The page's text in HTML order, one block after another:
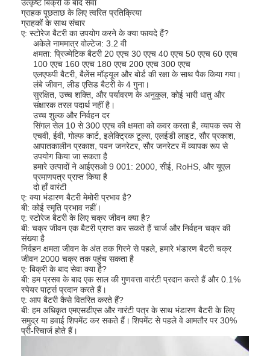
घर
उत्पादों
हमारे बारे में
कारखाना भ्रमण
गुणवत्ता नियंत्रण
संपर्क करें
उत्कृष्ट बिक्री के बाद सेवा
ग्राहक पूछताछ के लिए त्वरित प्रतिक्रिया
ग्राहकों के साथ संचार
ए: स्टोरेज बैटरी का उपयोग करने के क्या फायदे हैं?
अकेले नाममात्र वोल्टेज: 3.2 वी
क्षमता: प्रिज्मेटिक बैटरी 20 एएच 30 एएच 40 एएच 50 एएच 60 एएच
100 एएच 160 एएच 180 एएच 200 एएच 300 एएच
एलएफपी बैटरी, बैलेंस मॉड्यूल और बोर्ड की रक्षा के साथ पैक किया गया।
लंबे जीवन, लीड एसिड बैटरी के 4 गुना।
सुरक्षित, उच्च शक्ति, और पर्यावरण के अनुकूल, कोई भारी धातु और
संक्षारक तरल पदार्थ नहीं है।
उच्च शुल्क और निर्वहन दर
सिंगल सेल 10 से 300 एएच की क्षमता को कवर करता है, व्यापक रूप से
एचवी, ईवी, गोल्फ कार्ट, इलेक्ट्रिक टूल्स, एलईडी लाइट, सौर प्रकाश,
आपातकालीन प्रकाश, पवन जनरेटर, सौर जनरेटर में व्यापक रूप से
उपयोग किया जा सकता है
हमारे उत्पादों ने आईएसओ 9 001: 2000, सीई, RoHS, और यूएल
प्रमाणपत्र प्राप्त किया है
दो हाँ वारंटी
ए: क्या भंडारण बैटरी मेमोरी प्रभाव है?
बी: कोई स्मृति प्रभाव नहीं।
ए: स्टोरेज बैटरी के लिए चक्र जीवन क्या है?
बी: चक्र जीवन एक बैटरी प्राप्त कर सकते हैं चार्ज और निर्वहन चक्र की
संख्या है
निर्वहन क्षमता जीवन के अंत तक गिरने से पहले, हमारे भंडारण बैटरी चक्र
जीवन 2000 चक्र तक पहुंच सकता है
ए: बिक्री के बाद सेवा क्या है?
बी: हम प्रसव के बाद एक साल की गुणवत्ता वारंटी प्रदान करते हैं और 0.1%
स्पेयर पार्ट्स प्रदान करते हैं।
ए: आप बैटरी कैसे वितरित करते हैं?
बी: हम अधिकृत एमएसडीएस और गारंटी पत्र के साथ भंडारण बैटरी के लिए
समुद्र या हवाई शिपमेंट कर सकते हैं। शिपमेंट से पहले वे आमतौर पर 30%
प्री-रिचार्ज होते हैं।